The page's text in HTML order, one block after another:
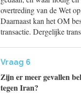
overtreding van de Wet
Daarnaast kan het OM
transactie. Dergelijke
Vraag 6
Zijn er meer gevallen
tegen Iran?